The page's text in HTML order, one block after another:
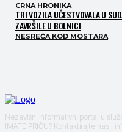
CRNA HRONIKA
TRI VOZILA UČESTVOVALA U
ZAVRŠILE U BOLNICI
NESREĆA KOD MOSTARA
Nezavisni informativni portal u
IMATE PRIČU? Kontaktirajte nas :